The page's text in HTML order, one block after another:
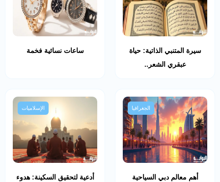
سيرة المتنبي الذاتية: حياة
عبقري الشعر..
ساعات نسائية فخمة
الجغرافيا
أهم معالم دبي السياحية
الإسلاميات
أدعية لتحقيق السكينة: هدوء